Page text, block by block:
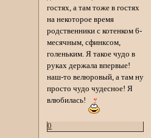
гостях, а там тоже в гостях
на некоторое время
родственники с котенком 6-
месячным, сфинксом,
голеньким. Я такое чудо в
руках держала впервые!
наш-то велюровый, а там ну
просто чудо чудесное! Я
влюбилась!
0